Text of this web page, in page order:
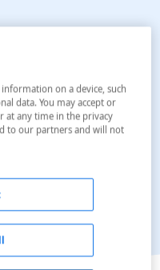
on a device, such
data. You may accept or
at any time in the privacy
to our partners and will not